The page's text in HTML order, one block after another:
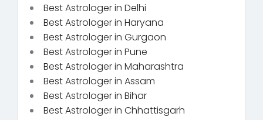
Best Astrologer in Delhi
Best Astrologer in Haryana
Best Astrologer in Gurgaon
Best Astrologer in Pune
Best Astrologer in Maharashtra
Best Astrologer in Assam
Best Astrologer in Bihar
Best Astrologer in Chhattisgarh